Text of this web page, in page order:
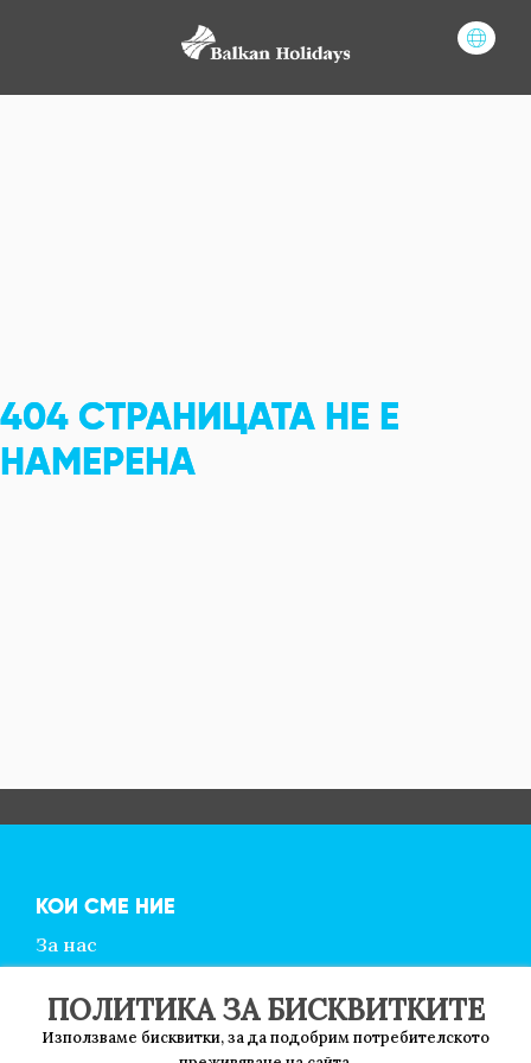
404 СТРАНИЦАТА НЕ Е
НАМЕРЕНА
ПОЛИТИКА ЗА БИСКВИТКИТЕ
Използваме бисквитки, за да подобрим потребителското
КОИ СМЕ НИЕ
За нас
Контакти
УСЛОВИЯ ЗА ПОЛЗВАНЕ